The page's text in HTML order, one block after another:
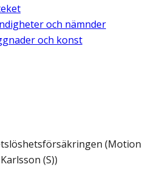
och nämnder
och konst
(Motion
(S))